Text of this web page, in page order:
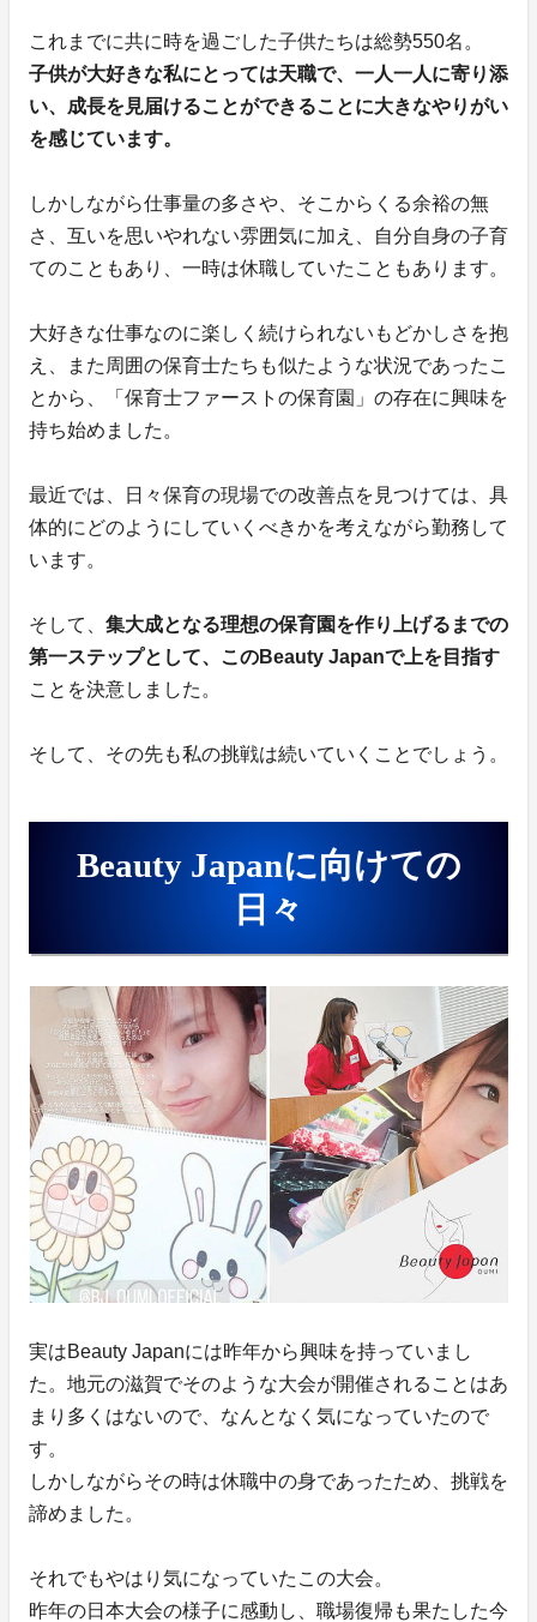
これまでに共に時を過ごした子供たちは総勢550名。
子供が大好きな私にとっては天職で、一人一人に寄り添
い、成長を見届けることができることに大きなやりがい
を感じています。
しかしながら仕事量の多さや、そこからくる余裕の無
さ、互いを思いやれない雰囲気に加え、自分自身の子育
てのこともあり、一時は休職していたこともあります。
大好きな仕事なのに楽しく続けられないもどかしさを抱
え、また周囲の保育士たちも似たような状況であったこ
とから、「保育士ファーストの保育園」の存在に興味を
持ち始めました。
最近では、日々保育の現場での改善点を見つけては、具
体的にどのようにしていくべきかを考えながら勤務して
います。
そして、 集大成となる理想の保育園を作り上げるまでの
第一ステップとして、このBeauty Japanで上を目指す
ことを決意しました。
そして、その先も私の挑戦は続いていくことでしょう。
Beauty Japanに向けての
日々
実はBeauty Japanには昨年から興味を持っていまし
た。地元の滋賀でそのような大会が開催されることはあ
まり多くはないので、なんとなく気になっていたので
す。
しかしながらその時は休職中の身であったため、挑戦を
諦めました。
それでもやはり気になっていたこの大会。
昨年の日本大会の様子に感動し、職場復帰も果たした今